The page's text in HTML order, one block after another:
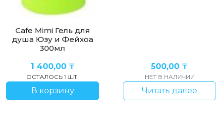
Cafe Mimi Гель для
душа Юзу и Фейхоа
300мл
1 400,00 ₸
ОСТАЛОСЬ 1 ШТ.
В корзину
500,00 ₸
НЕТ В НАЛИЧИИ
Читать далее